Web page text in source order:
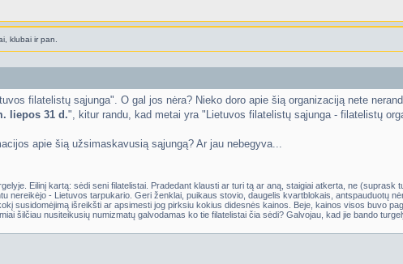
klubai ir pan.
filatelistų sąjunga". O gal jos nėra? Nieko doro apie šią organizaciją nete
liepos 31 d.", kitur randu, kad metai yra "Lietuvos filatelistų sąjunga - filatelistų
apie šią užsimaskavusią sąjungą? Ar jau nebegyva...
Eilinį kartą: sėdi seni filatelistai. Pradedant klausti ar turi tą ar aną, staigiai atkerta, ne
nereikėjo - Lietuvos tarpukario. Geri ženklai, puikaus stovio, daugelis kvartblokais, antspauduotų
susidomėjimą išreikšti ar apsimesti jog pirksiu kokius didesnės kainos. Beje, kainos visos buvo
šilčiau nusiteikusių numizmatų galvodamas ko tie filatelistai čia sėdi? Galvojau, kad jie bando